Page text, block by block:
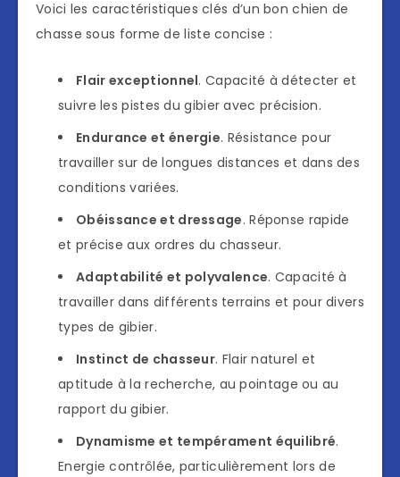
Voici les caractéristiques clés d’un bon chien de
chasse sous forme de liste concise :
Flair exceptionnel. Capacité à détecter et
suivre les pistes du gibier avec précision.
Endurance et énergie. Résistance pour
travailler sur de longues distances et dans des
conditions variées.
Obéissance et dressage. Réponse rapide
et précise aux ordres du chasseur.
Adaptabilité et polyvalence. Capacité à
travailler dans différents terrains et pour divers
types de gibier.
Instinct de chasseur. Flair naturel et
aptitude à la recherche, au pointage ou au
rapport du gibier.
Dynamisme et tempérament équilibré.
Energie contrôlée, particulièrement lors de